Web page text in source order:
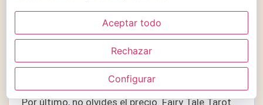
golpe, pero sí debería darte pistas suficientes
para leer sin pelearte con la ilustración. Ese
equilibrio es parte de lo que hace útil a Fairy Tale
Tarot.
Por último, no olvides el precio. Fairy Tale Tarot
Aceptar todo
Rechazar
Configurar